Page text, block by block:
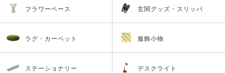
フラワーベース 玄関グッズ・スリッパ
ラグ・カーペット 服飾小物
ステーショナリー デスクライト